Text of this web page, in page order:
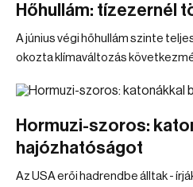
Hőhullám: tízezernél
A június végi hőhullám szinte
okozta klímaváltozás
Hormuzi-szoros:
hajózhatóságot
Az USA erői hadrendbe álltak -